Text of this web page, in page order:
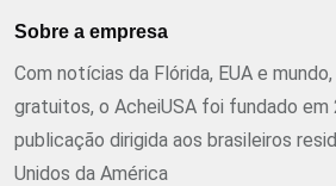
Sobre a empresa
Com notícias da Flórida, EUA e
gratuitos, o AcheiUSA foi fundado em
publicação dirigida aos brasileiros
Unidos da América